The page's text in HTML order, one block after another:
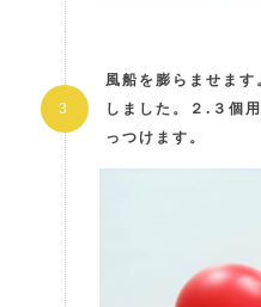
風船を膨らませま
しました。２.３個
っつけます。